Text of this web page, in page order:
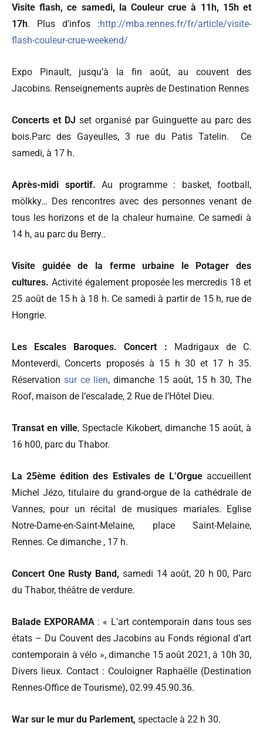
Visite flash, ce samedi, la Couleur crue à 11h, 15h et
17h. Plus d’infos :http://mba.rennes.fr/fr/article/visite-
flash-couleur-crue-weekend/
Expo Pinault, jusqu’à la fin août, au couvent des
Jacobins. Renseignements auprès de Destination Rennes
Concerts et DJ set organisé par Guinguette au parc des
bois.Parc des Gayeulles, 3 rue du Patis Tatelin.
Ce
samedi, à 17 h.
Après-midi sportif. Au programme : basket, football,
mölkky… Des rencontres avec des personnes venant de
tous les horizons et de la chaleur humaine. Ce samedi à
14 h, au parc du Berry..
Visite guidée de la ferme urbaine le Potager des
cultures. Activité également proposée les mercredis 18 et
25 août de 15 h à 18 h. Ce samedi à partir de 15 h, rue de
Hongrie.
Les Escales Baroques. Concert : Madrigaux de C.
Monteverdi, Concerts proposés à 15 h 30 et 17 h 35.
Réservationsur ce lien, dimanche 15 août, 15 h 30, The
Roof, maison de l’escalade, 2 Rue de l’Hôtel Dieu.
Transat en ville, Spectacle Kikobert, dimanche 15 août, à
16 h00, parc du Thabor.
La 25ème édition des Estivales de L’Orgue accueillent
Michel Jézo, titulaire du grand-orgue de la cathédrale de
Vannes, pour un récital de musiques mariales. Eglise
Notre-Dame-en-Saint-Melaine, place Saint-Melaine,
Rennes. Ce dimanche , 17 h.
Concert One Rusty Band, samedi 14 août, 20 h 00, Parc
du Thabor, théâtre de verdure.
Balade EXPORAMA : « L’art contemporain dans tous ses
états – Du Couvent des Jacobins au Fonds régional d’art
contemporain à vélo », dimanche 15 août 2021, à 10h 30,
Divers lieux. Contact : Couloigner Raphaëlle (Destination
Rennes-Office de Tourisme), 02.99.45.90.36.
War sur le mur du Parlement, spectacle à 22 h 30.